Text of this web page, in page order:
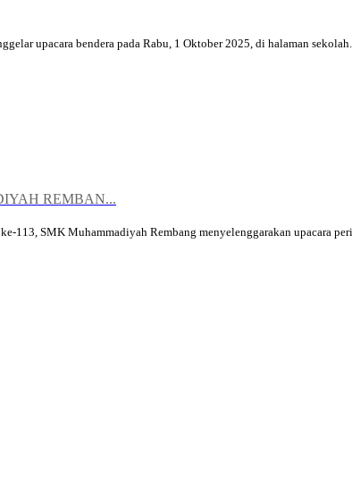
upacara bendera pada Rabu, 1 Oktober 2025, di halaman
REMBAN...
113, SMK Muhammadiyah Rembang menyelenggarakan upacara